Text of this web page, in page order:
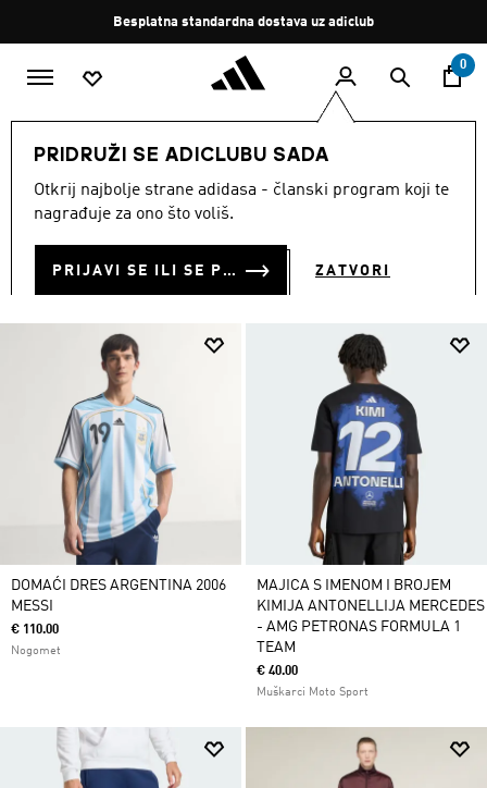
Zaustavi
rotaciju
Besplatna standardna dostava uz adiclub
0
PRIDRUŽI SE ADICLUBU SADA
Otkrij najbolje strane adidasa - članski program koji te
nagrađuje za ono što voliš.
PRIJAVI SE ILI SE PRIDRUŽI SADA ZATVORI
MUŠKARCI Odjeća
ODJEĆA
DOMAĆI DRES ARGENTINA 2006
MESSI
€ 110.00
Nogomet
MAJICA S IMENOM I BROJEM
KIMIJA ANTONELLIJA MERCEDES
- AMG PETRONAS FORMULA 1
TEAM
€ 40.00
Muškarci Moto Sport